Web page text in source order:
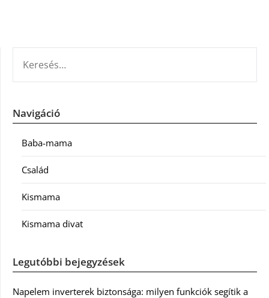
Navigáció
Baba-mama
Család
Kismama
Kismama divat
Legutóbbi bejegyzések
Napelem inverterek biztonsága: milyen funkciók segítik a